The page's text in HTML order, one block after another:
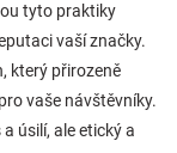
tyto praktiky
vaší značky.
který přirozeně
vaše návštěvníky.
úsilí, ale etický a